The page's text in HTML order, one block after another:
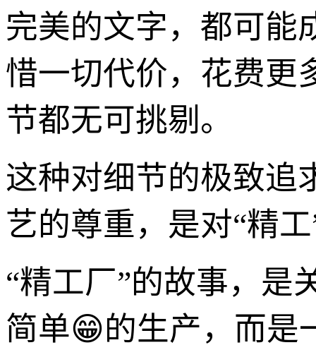
完美的文字，都可能
惜一切代价，花费更
节都无可挑剔。
这种对细节的极致追
艺的尊重，是对“精
“精工厂”的故事，是
简单😁的生产，而是